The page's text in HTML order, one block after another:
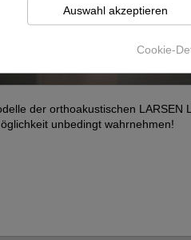
der orthoakustischen LARSEN
unbedingt wahrnehmen!
Cookie-
Auswahl akzeptieren